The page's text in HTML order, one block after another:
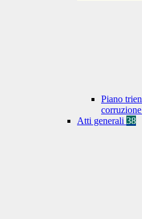
Piano
Atti generali 38